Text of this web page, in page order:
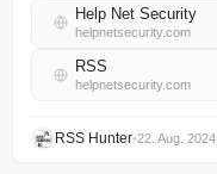
Help Net Security
helpnetsecurity.com
RSS
helpnetsecurity.com
RSS Hunter•22. Aug. 2024